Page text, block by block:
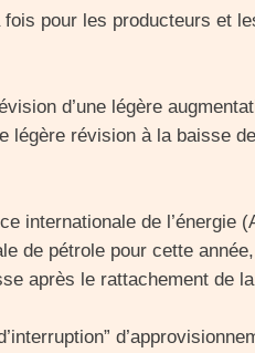
pour les producteurs et
d’une légère
légère révision à la baisse
internationale de l’énergie
de pétrole pour cette
après le rattachement de